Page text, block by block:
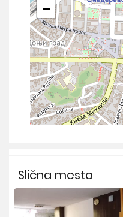
−
Slična mesta